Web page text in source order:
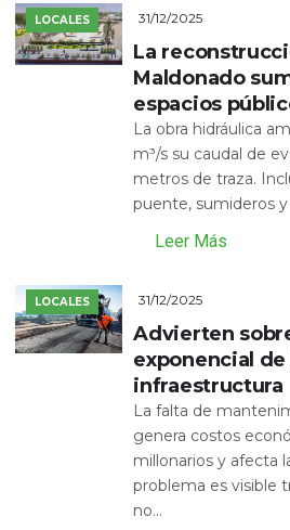
LOCALES 31/12/2025
La
Maldonado
espacios
La obra hidráulica
m³/s su caudal de
metros de traza.
puente, sumideros y
Leer Más
LOCALES 31/12/2025
Advierten
exponencial de
infraestructura
La falta de
genera costos
millonarios y afecta
problema es visible
no...